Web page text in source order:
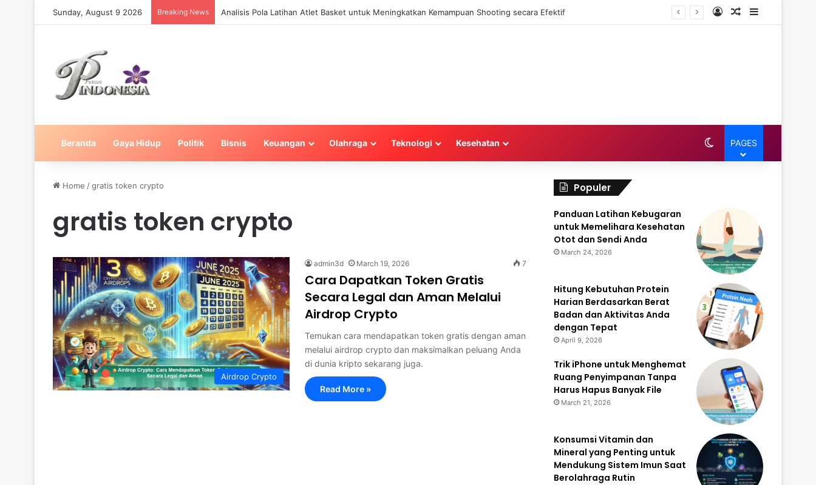
Sunday, August 9 2026 Breaking News Analisis Pola Latihan Atlet Basket untuk Meningkatkan Kemampuan Shooting secara Efektif Log InRandom Article
Sidebar
Beranda Gaya Hidup Politik Bisnis Keuangan Olahraga Teknologi Kesehatan Switch skin
PAGES
Home /gratis token crypto
gratis token crypto
Airdrop Crypto
admin3d March 19, 2026 7
Cara Dapatkan Token Gratis
Secara Legal dan Aman Melalui
Airdrop Crypto
Temukan cara mendapatkan token gratis dengan aman
melalui airdrop crypto dan maksimalkan peluang Anda
di dunia kripto sekarang juga.
Read More »
Populer
Panduan Latihan Kebugaran
untuk Memelihara Kesehatan
Otot dan Sendi Anda
March 24, 2026
Hitung Kebutuhan Protein
Harian Berdasarkan Berat
Badan dan Aktivitas Anda
dengan Tepat
April 9, 2026
Trik iPhone untuk Menghemat
Ruang Penyimpanan Tanpa
Harus Hapus Banyak File
March 21, 2026
Konsumsi Vitamin dan
Mineral yang Penting untuk
Mendukung Sistem Imun Saat
Berolahraga Rutin